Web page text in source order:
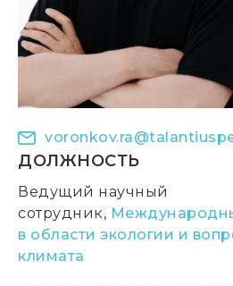
ДОЛЖНОСТЬ
Ведущий научный
сотрудник,
в области экологии и
климата